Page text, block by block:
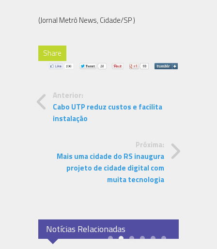
(Jornal Metrô News, Cidade/SP )
Share
Anterior:
Cabo UTP reduz custos e facilita
instalação
Próxima:
Mais uma cidade do RS inaugura
projeto de cidade digital com
muita tecnologia
Notícias Relacionadas